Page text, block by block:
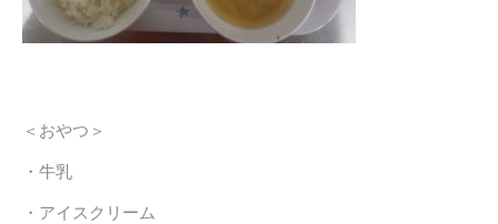
＜おやつ＞
・牛乳
・アイスクリーム